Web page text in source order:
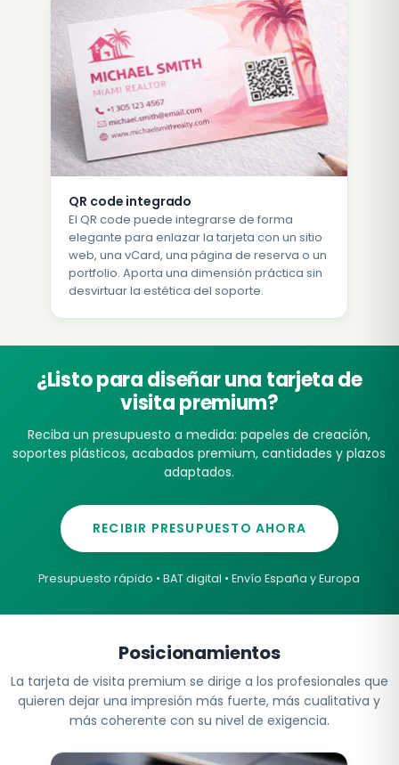
QR code integrado
El QR code puede integrarse de forma
elegante para enlazar la tarjeta con un sitio
web, una vCard, una página de reserva o un
portfolio. Aporta una dimensión práctica sin
desvirtuar la estética del soporte.
¿Listo para diseñar una tarjeta de
visita premium?
Reciba un presupuesto a medida: papeles de creación,
soportes plásticos, acabados premium, cantidades y plazos
adaptados.
RECIBIR PRESUPUESTO AHORA
Presupuesto rápido • BAT digital • Envío España y Europa
Posicionamientos
La tarjeta de visita premium se dirige a los profesionales que
quieren dejar una impresión más fuerte, más cualitativa y
más coherente con su nivel de exigencia.